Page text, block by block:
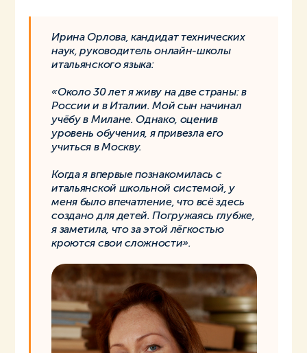
Ирина Орлова, кандидат технических
наук, руководитель онлайн-школы
итальянского языка:
«Около 30 лет я живу на две страны: в
России и в Италии. Мой сын начинал
учёбу в Милане. Однако, оценив
уровень обучения, я привезла его
учиться в Москву.
Когда я впервые познакомилась с
итальянской школьной системой, у
меня было впечатление, что всё здесь
создано для детей. Погружаясь глубже,
я заметила, что за этой лёгкостью
кроются свои сложности».